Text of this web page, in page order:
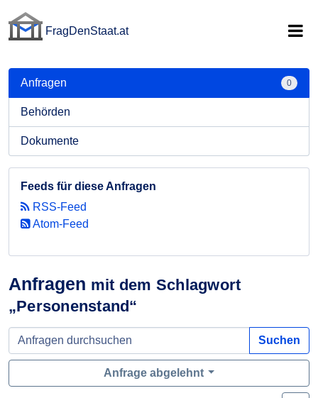
FragDenStaat.at
Anfragen mit dem Schlagwort
„Personenstand“
Suchen
Anfrage abgelehnt
Anfragen 0
Behörden
Dokumente
Feeds für diese Anfragen
RSS-Feed
Atom-Feed